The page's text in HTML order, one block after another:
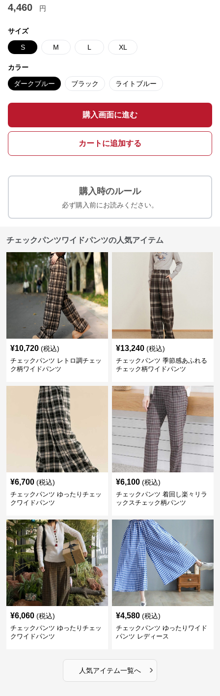
4,460 円
サイズ
S M L XL
カラー
ダークブルー ブラック ライトブルー
購入画面に進む
カートに追加する
購入時のルール
必ず購入前にお読みください。
チェックパンツワイドパンツの人気アイテム
¥10,720 (税込)
チェックパンツ レトロ調チェッ
ク柄ワイドパンツ
¥13,240 (税込)
チェックパンツ 季節感あふれる
チェック柄ワイドパンツ
¥6,700 (税込)
チェックパンツ ゆったりチェッ
クワイドパンツ
¥6,100 (税込)
チェックパンツ 着回し楽々リラ
ックスチェック柄パンツ
¥6,060 (税込)
チェックパンツ ゆったりチェッ
クワイドパンツ
¥4,580 (税込)
チェックパンツ ゆったりワイド
パンツ レディース
人気アイテム一覧へ ›